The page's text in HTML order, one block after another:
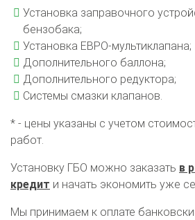
Установка заправочного
бензобака;
Установка ЕВРО-мультиклапана;
Дополнительного баллона;
Дополнительного редуктора;
Системы смазки клапанов.
* - цены указаны с учетом
работ.
Установку ГБО можно заказать в
кредит и начать экономить уже
Мы принимаем к оплате